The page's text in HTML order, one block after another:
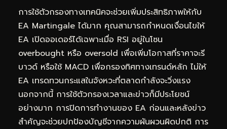
การใช้ตัวกรองทางเทคนิคจะช่วยเพิ่มประสิทธิภาพให้กับ
EA Martingale ได้มาก คุณสามารถกำหนดเงื่อนไขให้
EA เปิดออเดอร์ได้เฉพาะเมื่อ RSI อยู่ในโซน
overbought หรือ oversold เพื่อเพิ่มโอกาสที่ราคาจะรี
บาวด์ หรือใช้ MACD เพื่อกรองทิศทางเทรนด์หลัก ไม่ให้
EA เทรดทวนกระแสในจังหวะที่ตลาดกำลังจะวิ่งแรง
นอกจากนี้ การใช้ตัวกรองเวลาและข่าวก็มีประโยชน์
อย่างมาก การปิดการทำงานของ EA ก่อนและหลังข่าว
สำคัญจะช่วยปกป้องบัญชีจากความผันผวนผิดปกติ การ